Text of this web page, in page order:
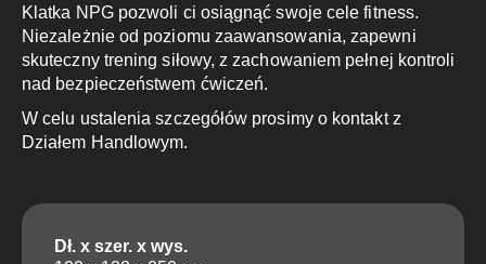
Klatka NPG pozwoli ci osiągnąć swoje cele fitness.
Niezależnie od poziomu zaawansowania, zapewni
skuteczny trening siłowy, z zachowaniem pełnej kontroli
nad bezpieczeństwem ćwiczeń.
W celu ustalenia szczegółów prosimy o kontakt z
Działem Handlowym.
Dł. x szer. x wys.